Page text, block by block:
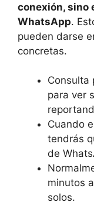
conexión, sino
WhatsApp.
pueden darse
concretas.
Consulta
para ver
Cuando
tendrás
de
minutos
solos.